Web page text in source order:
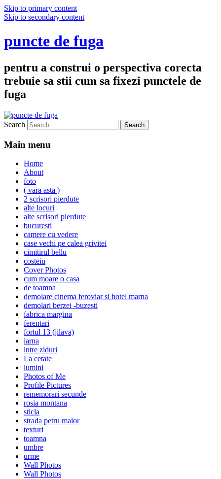
Skip to primary content
Skip to secondary content
puncte de fuga
pentru a construi o perspectiva corecta
trebuie sa stii cum sa fixezi punctele de
fuga
Search
Main menu
Home
About
foto
( vara asta )
2 scrisori pierdute
alte locuri
alte scrisori pierdute
bucuresti
camere cu vedere
case vechi pe calea grivitei
cimitirul bellu
costeiu
Cover Photos
cum moare o casa
de toamna
demolare cinema feroviar si hotel marna
demolari berzei -buzesti
fabrica margina
ferentari
fortul 13 (jilava)
iarna
intre ziduri
La cetate
lumini
Photos of Me
Profile Pictures
rememorari secunde
rosia montana
sticla
strada petru maior
texturi
toamna
umbre
urme
Wall Photos
Wall Photos